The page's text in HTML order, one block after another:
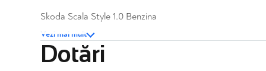
Skoda Scala Style 1.0 Benzina
✔️TVA deductibil
✔️Posibilitate finantare
✔️Garantie completa 12 luni
Vezi mai mult
Dotări